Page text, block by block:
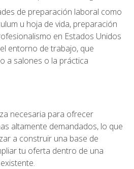
de preparación laboral como
u hoja de vida, preparación
en Estados Unidos
entorno de trabajo, que
a salones o la práctica
necesaria para ofrecer
altamente demandados, lo que
a construir una base de
tu oferta dentro de una